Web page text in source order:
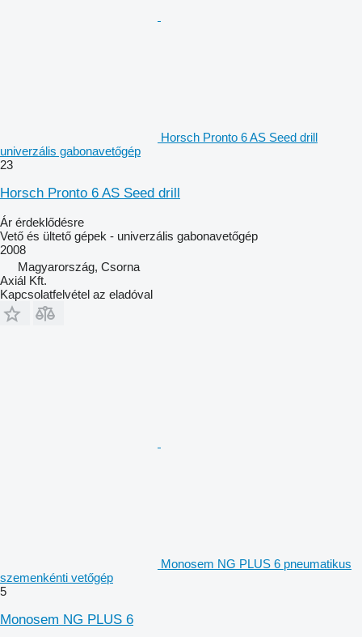
Horsch Pronto 6 AS Seed drill
univerzális gabonavetőgép
23
Horsch Pronto 6 AS Seed drill
Ár érdeklődésre
Vető és ültető gépek - univerzális gabonavetőgép
2008
Magyarország, Csorna
Axiál Kft.
Kapcsolatfelvétel az eladóval
Monosem NG PLUS 6 pneumatikus
szemenkénti vetőgép
5
Monosem NG PLUS 6